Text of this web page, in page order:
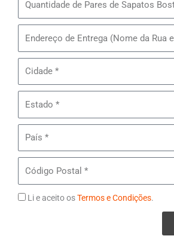
Pares
do
Lote#
MB3
-
Roupa
Casual
Masculina
Entrega
Termos
Li e aceito osTermos e Condições.